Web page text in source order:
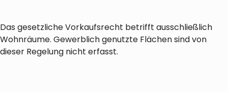
Das gesetzliche Vorkaufsrecht betrifft ausschließlich
Wohnräume. Gewerblich genutzte Flächen sind von
dieser Regelung nicht erfasst.